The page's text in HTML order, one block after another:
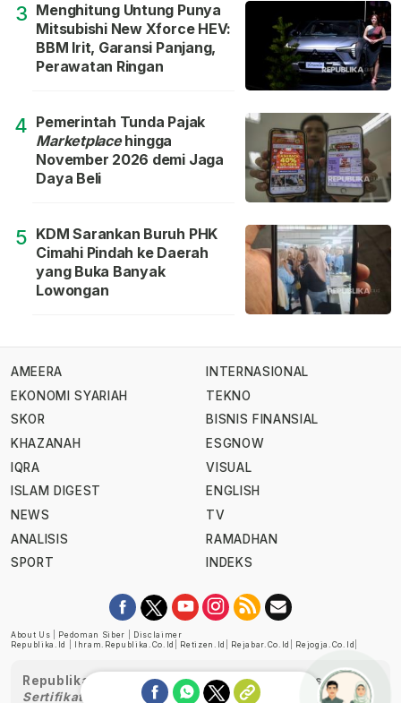
3 Menghitung Untung Punya
Mitsubishi New Xforce HEV:
BBM Irit, Garansi Panjang,
Perawatan Ringan
4 Pemerintah Tunda Pajak
Marketplacehingga
November 2026 demi Jaga
Daya Beli
5 KDM Sarankan Buruh PHK
Cimahi Pindah ke Daerah
yang Buka Banyak
Lowongan
AMEERA
EKONOMI SYARIAH
SKOR
KHAZANAH
IQRA
ISLAM DIGEST
NEWS
ANALISIS
SPORT
INTERNASIONAL
TEKNO
BISNIS FINANSIAL
ESGNOW
VISUAL
ENGLISH
TV
RAMADHAN
INDEKS
About Us Pedoman Siber
Disclaimer
Republika.id
Ihram.republika.co.id Retizen.id Rejabar.co.id Rejogja.co.id
Republika telah diverifikasi oleh Dewan Pers
Sertifikat Nomor 1058/DP-Verifikasi/K/XII/2022